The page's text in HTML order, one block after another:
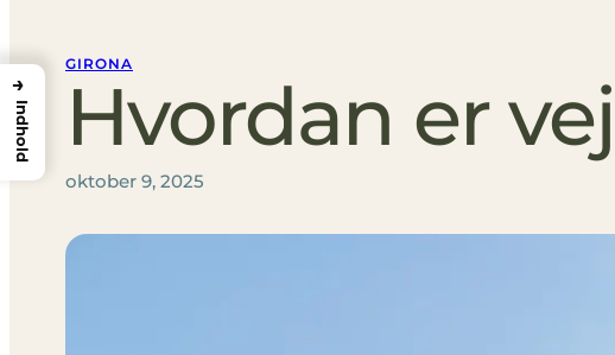
GIRONA
Hvordan er
oktober 9, 2025
→
Indhold